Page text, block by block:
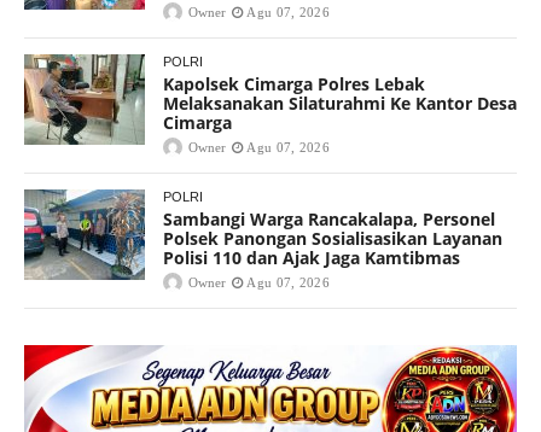
Owner Agu 07, 2026
POLRI
Kapolsek Cimarga Polres Lebak
Melaksanakan Silaturahmi Ke Kantor Desa
Cimarga
Owner Agu 07, 2026
POLRI
Sambangi Warga Rancakalapa, Personel
Polsek Panongan Sosialisasikan Layanan
Polisi 110 dan Ajak Jaga Kamtibmas
Owner Agu 07, 2026